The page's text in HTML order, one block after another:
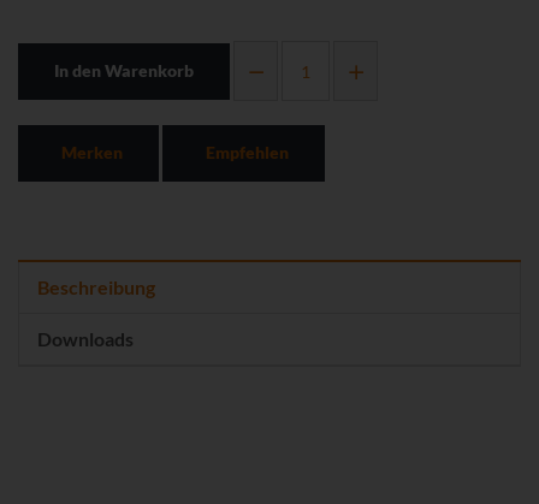
In den Warenkorb
Merken Empfehlen
Beschreibung
Downloads